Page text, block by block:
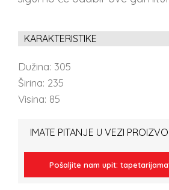
KARAKTERISTIKE
Dužina: 305
Širina: 235
Visina: 85
IMATE PITANJE U VEZI
Pošaljite nam upit: